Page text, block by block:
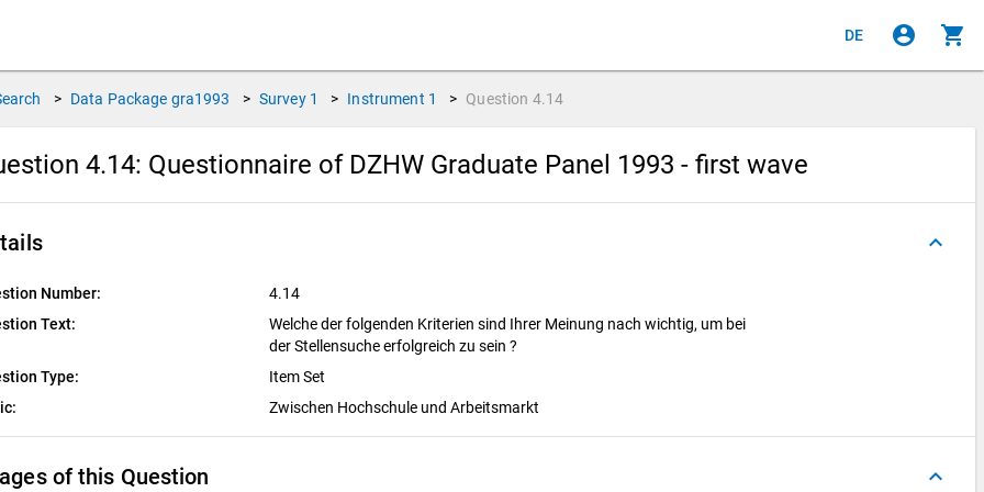
DE account_circle shopping_cart
> Data Package gra1993 > Survey 1 > Instrument 1 > Question 4.14
4.14: Questionnaire of DZHW Graduate Panel 1993 - first wave
keyboard_arrow_up
Number:
4.14
Text:
Welche der folgenden Kriterien sind Ihrer Meinung nach wichtig, um bei
der Stellensuche erfolgreich zu sein ?
Type:
Item Set
Zwischen Hochschule und Arbeitsmarkt
of this Question keyboard_arrow_up